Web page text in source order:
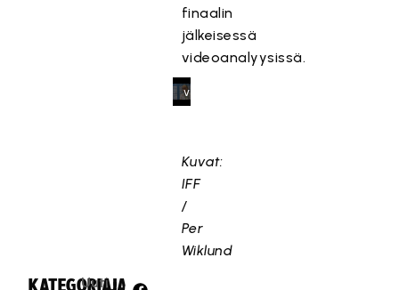
finaalin
jälkeisessä
videoanalyysissä.
k
a
v
a
r
k
Kuvat:
IFF
/
Per
Wiklund
KATEGORIA:
UutiJAA: